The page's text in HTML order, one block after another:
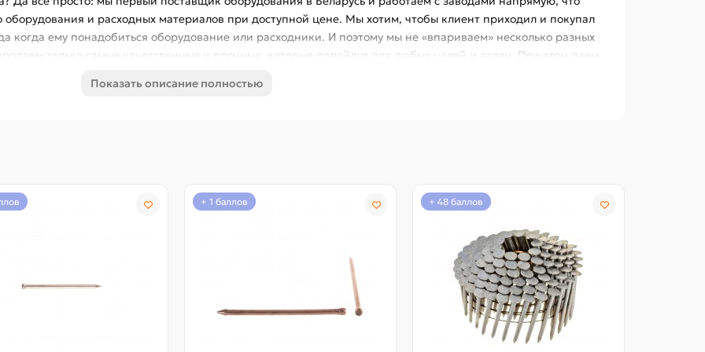
оборудования и расходных материалов при доступной цене. Мы хотим, чтобы клиент приходил и покупал
когда ему понадобиться оборудование или расходники. И поэтому мы не «впариваем» несколько разных
только самые качественные и прочные, которые подойдут для любых целей и задач. При этом даем
разных размеров и быть уверенным, что они подойдут для любого материала. НО существуют материалы,
будите покупать другие гвозди, а выбирать только DLT
в материале
пулевидную форму, т.е. не прямолинейное конусное утолщение от острия к основному диаметру, а плавное
острия достигается не путем штамповки - отсечения лишнего материала с наконечника гвоздя, а
роликах. Данный процесс позволяет не только добиться более правильной (баллистической) и
материала гвоздя в зоне его острия. Именно из-за этого уплотнения данные гвозди называют
форму тела для более успешного вхождения в материалы повышенной плотности и
Показать описание полностью
+ 1 баллов + 48 баллов